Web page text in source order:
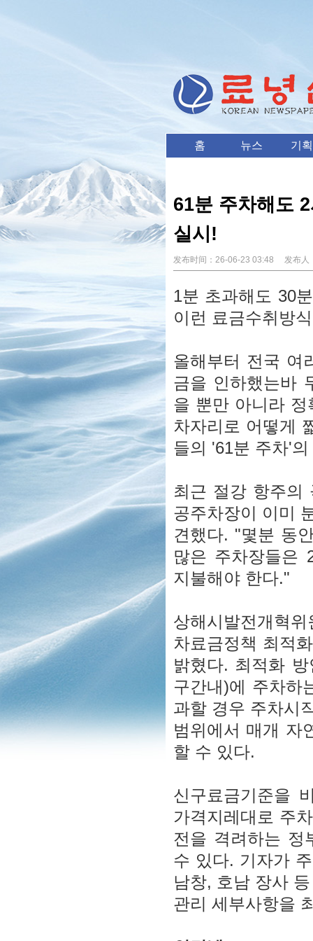
홈 뉴스 기획
61분 주차해도
실시!
发布时间： 26-06-23 03:48 发布人
1분 초과해도 30
이런 료금수취방
올해부터 전국 여
금을 인하했는바
을 뿐만 아니라
차자리로 어떻게
들의 '61분 주차'
최근 절강 항주의
공주차장이 이미
견했다. "몇분 동
많은 주차장들은
지불해야 한다."
상해시발전개혁
차료금정책 최적
밝혔다. 최적화
구간내)에 주차하
과할 경우 주차시
범위에서 매개 자
할 수 있다.
신구료금기준을
가격지레대로 주
전을 격려하는 정
수 있다. 기자가
남창, 호남 장사
관리 세부사항을